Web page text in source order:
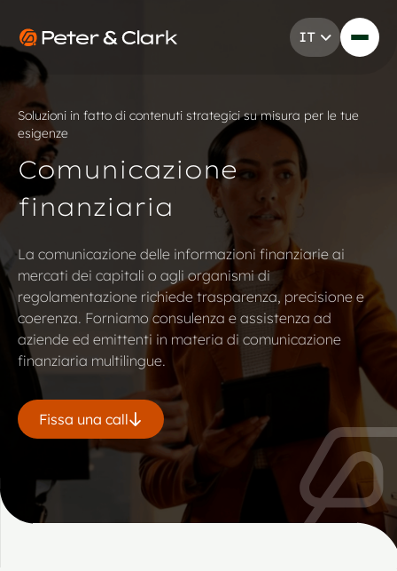
Go to Peter & Clark
IT
Soluzioni in fatto di contenuti strategici su misura per le tue
esigenze
Comunicazione
finanziaria
La comunicazione delle informazioni finanziarie ai
mercati dei capitali o agli organismi di
regolamentazione richiede trasparenza, precisione e
coerenza. Forniamo consulenza e assistenza ad
aziende ed emittenti in materia di comunicazione
finanziaria multilingue.
Fissa una call